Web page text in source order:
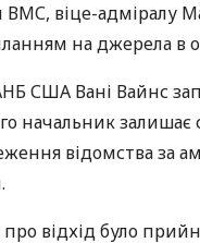
ВМС, віце-адміралу
на джерела в
США Вані Вайнс
начальник залишає
відомства за
відхід було